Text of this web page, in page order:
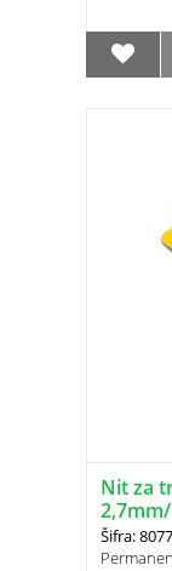
Nit za
Šifra: